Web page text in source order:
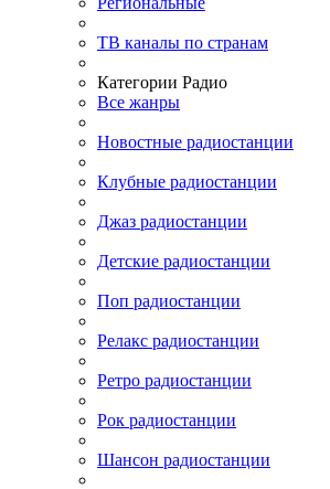
ТВ каналы по странам
Категории Радио
Все жанры
Новостные радиостанции
Клубные радиостанции
Джаз радиостанции
Детские радиостанции
Поп радиостанции
Релакс радиостанции
Ретро радиостанции
Рок радиостанции
Шансон радиостанции